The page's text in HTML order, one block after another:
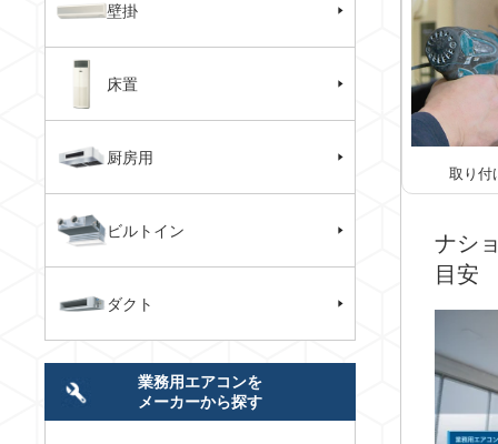
取り付
ナシ
目安
壁掛
床置
厨房用
ビルトイン
ダクト
業務用エアコンを
メーカーから探す